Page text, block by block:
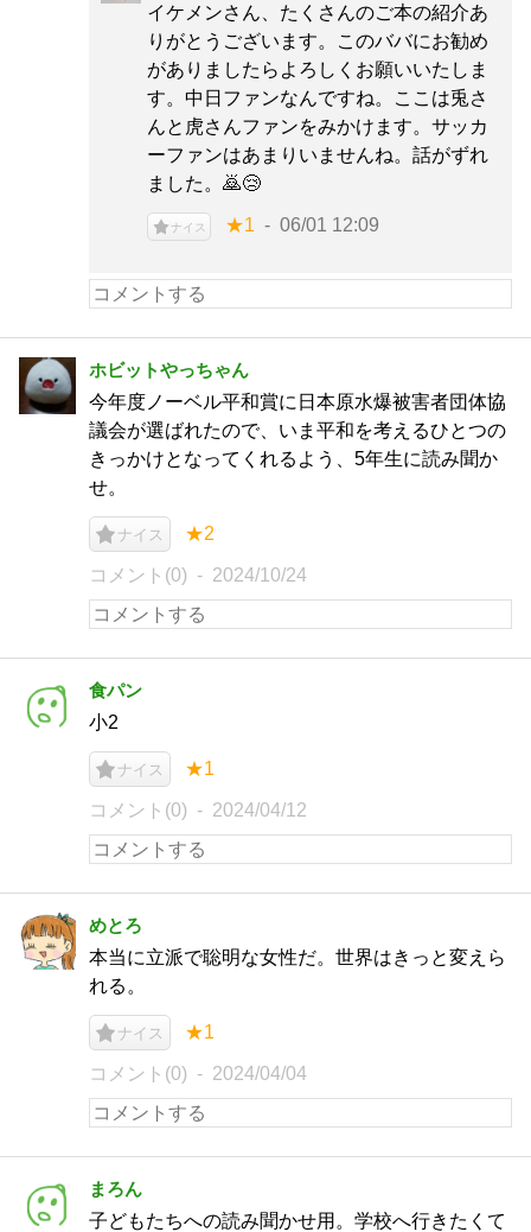
イケメンさん、たくさんのご本の紹介あ
りがとうございます。このババにお勧め
がありましたらよろしくお願いいたしま
す。中日ファンなんですね。ここは兎さ
んと虎さんファンをみかけます。サッカ
ーファンはあまりいませんね。話がずれ
ました。🙇😢
ナイス ★1 06/01 12:09
ホビットやっちゃん
今年度ノーベル平和賞に日本原水爆被害者団体協
議会が選ばれたので、いま平和を考えるひとつの
きっかけとなってくれるよう、5年生に読み聞か
せ。
ナイス ★2
コメント(0) 2024/10/24
食パン
小2
ナイス ★1
コメント(0) 2024/04/12
めとろ
本当に立派で聡明な女性だ。世界はきっと変えら
れる。
ナイス ★1
コメント(0) 2024/04/04
まろん
子どもたちへの読み聞かせ用。学校へ行きたくて